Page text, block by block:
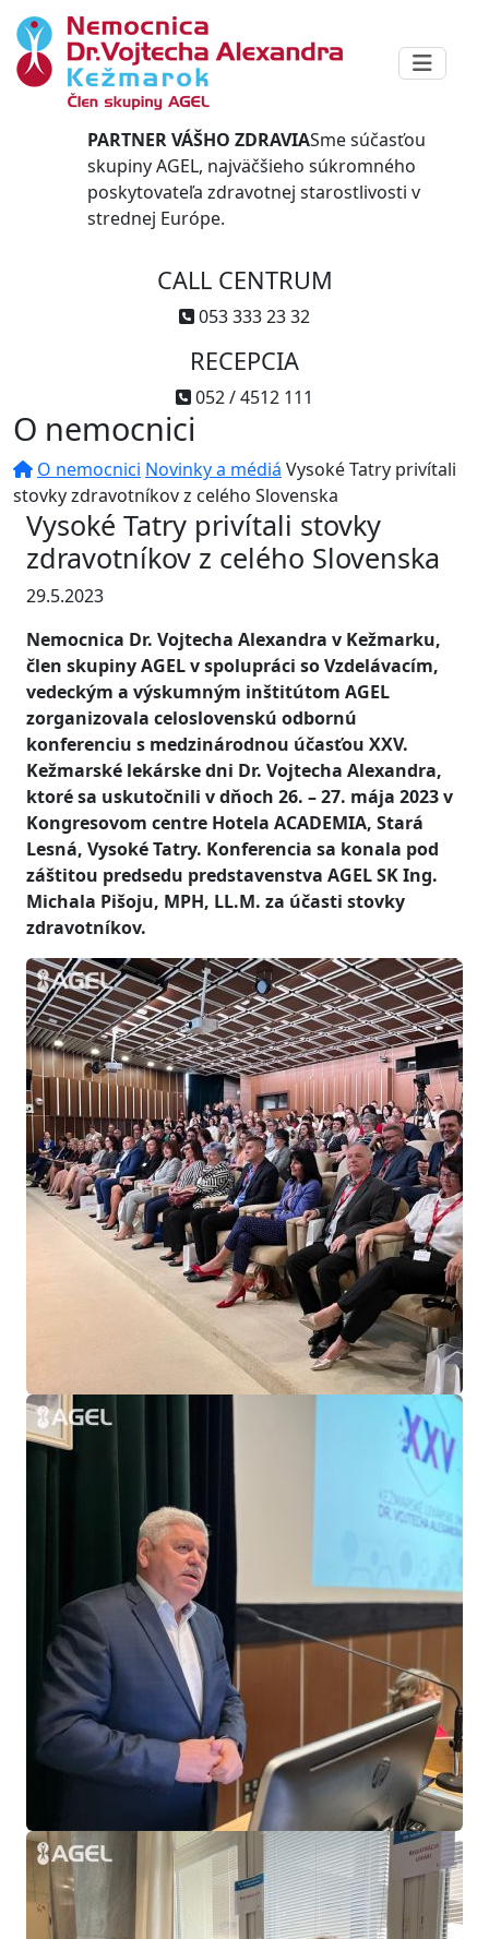
PARTNER VÁŠHO ZDRAVIASme súčasťou
skupiny AGEL, najväčšieho súkromného
poskytovateľa zdravotnej starostlivosti v
strednej Európe.
CALL CENTRUM
053 333 23 32
RECEPCIA
052 / 4512 111
O nemocnici
O nemocnici Novinky a médiá Vysoké Tatry privítali
stovky zdravotníkov z celého Slovenska
Vysoké Tatry privítali stovky
zdravotníkov z celého Slovenska
29.5.2023
Nemocnica Dr. Vojtecha Alexandra v Kežmarku,
člen skupiny AGEL v spolupráci so Vzdelávacím,
vedeckým a výskumným inštitútom AGEL
zorganizovala celoslovenskú odbornú
konferenciu s medzinárodnou účasťou XXV.
Kežmarské lekárske dni Dr. Vojtecha Alexandra,
ktoré sa uskutočnili v dňoch 26. – 27. mája 2023 v
Kongresovom centre Hotela ACADEMIA, Stará
Lesná, Vysoké Tatry. Konferencia sa konala pod
záštitou predsedu predstavenstva AGEL SK Ing.
Michala Pišoju, MPH, LL.M. za účasti stovky
zdravotníkov.